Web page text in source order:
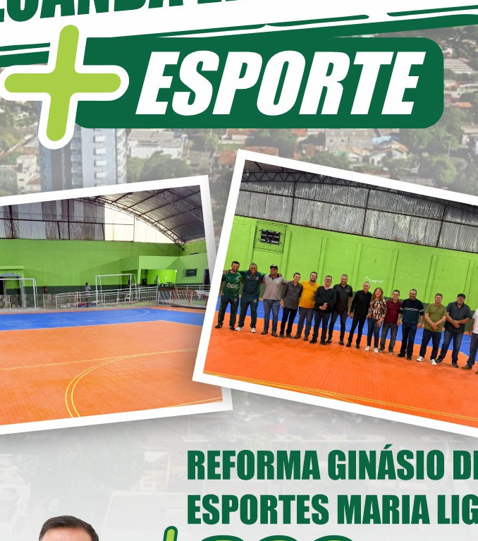
LEIA MAIS
11/06/2026 20:00
Secretaria de Planejamento – SEPL
Pavimentação da Estrada do Baú
avança com mais 3,6 km de asfalto
rural
22/05/2026 19:00
Gabinete do Prefeito – GPRE
Deputado Federal Toninho
Wandscheer cumpre agenda
institucional em Loanda
14/05/2026 08:00
Secretaria de Esportes e Lazer - SEEL
reforma do Ginásio de Esportes
Maria Ligiane